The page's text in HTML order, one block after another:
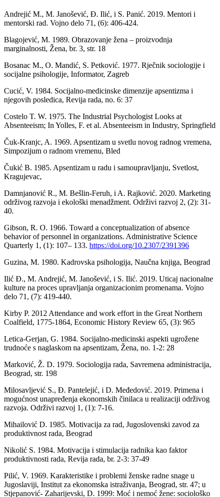
Andrejić M., M. Janošević, Đ. Ilić, i S. Panić. 2019. Mentori i
mentorski rad. Vojno delo 71, (6): 406-424.
Blagojević, M. 1989. Obrazovanje žena – proizvodnja
marginalnosti, Žena, br. 3, str. 18
Bosanac M., O. Mandić, S. Petković. 1977. Rječnik sociologije i
socijalne psihologije, Informator, Zagreb
Cucić, V. 1984. Socijalno-medicinske dimenzije apsentizma i
njegovih posledica, Revija rada, no. 6: 37
Costelo T. W. 1975. The Industrial Psychologist Looks at
Absenteeism; In Yolles, F. et al. Absenteeism in Industry, Springfield
Čuk-Kranjc, A. 1969. Apsentizam u svetlu novog radnog vremena,
Simpozijum o radnom vremenu, Bled
Čukić B. 1985. Apsentizam u radu i samoupravljanju, Svetlost,
Kragujevac,
Damnjanović R., M. Bešlin-Feruh, i A. Rajković. 2020. Marketing
održivog razvoja i ekološki menadžment. Održivi razvoj 2, (2): 31-
40.
Gibson, R. O. 1966. Toward a conceptualization of absence
behavior of personnel in organizations. Administrative Science
Quarterly 1, (1): 107– 133. https://doi.org/10.2307/2391396
Guzina, M. 1980. Kadrovska psihologija, Naučna knjiga, Beograd
Ilić Đ., M. Andrejić, M. Janošević, i S. Ilić. 2019. Uticaj nacionalne
kulture na proces upravljanja organizacionim promenama. Vojno
delo 71, (7): 419-440.
Kirby P. 2012 Attendance and work effort in the Great Northern
Coalfield, 1775-1864, Economic History Review 65, (3): 965
Letica-Gerjan, G. 1984. Socijalno-medicinski aspekti ugrožene
trudnoće s naglaskom na apsentizam, Žena, no. 1-2: 28
Marković, Ž. D. 1979. Sociologija rada, Savremena administracija,
Beograd, str. 198
Milosavljević S., Đ. Pantelejić, i D. Međedović. 2019. Primena i
mogućnost unapređenja ekonomskih činilaca u realizaciji održivog
razvoja. Održivi razvoj 1, (1): 7-16.
Mihailović D. 1985. Motivacija za rad, Jugoslovenski zavod za
produktivnost rada, Beograd
Nikolić S. 1984. Motivacija i stimulacija radnika kao faktor
produktivnosti rada, Revija rada, br. 2-3: 37-49
Pilić, V. 1969. Karakteristike i problemi ženske radne snage u
Jugoslaviji, Institut za ekonomska istraživanja, Beograd, str. 47; u
Stjepanović- Zaharijevski, D. 1999: Moć i nemoć žene: sociološko